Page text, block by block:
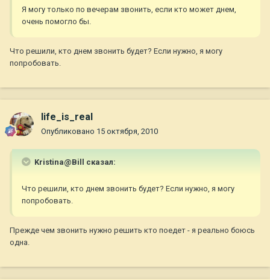
Я могу только по вечерам звонить, если кто может днем,
очень помогло бы.
Что решили, кто днем звонить будет? Если нужно, я могу
попробовать.
life_is_real
Опубликовано 15 октября, 2010
Kristina@Bill сказал:
Что решили, кто днем звонить будет? Если нужно, я могу
попробовать.
Прежде чем звонить нужно решить кто поедет - я реально боюсь
одна.